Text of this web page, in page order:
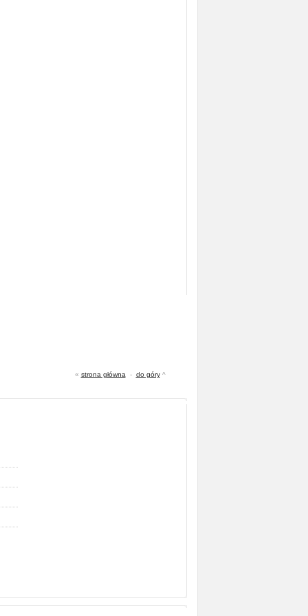
« strona główna - do góry^